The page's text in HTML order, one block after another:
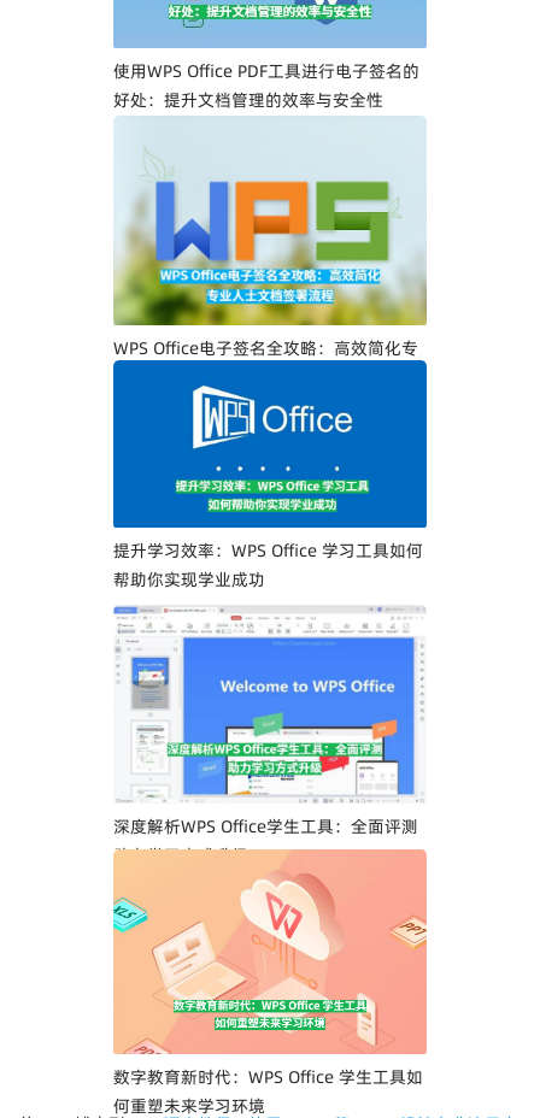
使用WPS Office PDF工具进行电子签名的
好处：提升文档管理的效率与安全性
WPS Office电子签名全攻略：高效简化专
提升学习效率：WPS Office 学习工具如何
帮助你实现学业成功
深度解析WPS Office学生工具：全面评测
助力学习方式升级
数字教育新时代：WPS Office 学生工具如
何重塑未来学习环境